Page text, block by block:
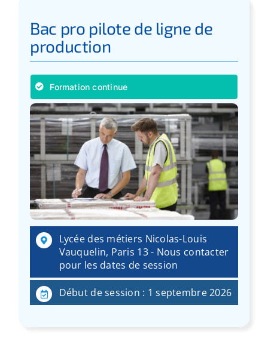
Bac pro pilote de ligne de
production
Formation continue
Lycée des métiers Nicolas-Louis
Vauquelin, Paris 13 - Nous contacter
pour les dates de session
Début de session : 1 septembre 2026